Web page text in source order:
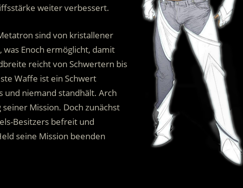
weiter verbessert.
sind von kristallener
Enoch ermöglicht, damit
reicht von Schwertern bis
Waffe ist ein Schwert
und niemand standhält. Arch
Mission. Doch zunächst
Besitzers befreit und
seine Mission beenden